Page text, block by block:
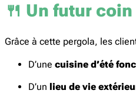
🍴 Un futur
Grâce à cette pergola, les
D’une cuisine d’été
D’un lieu de vie